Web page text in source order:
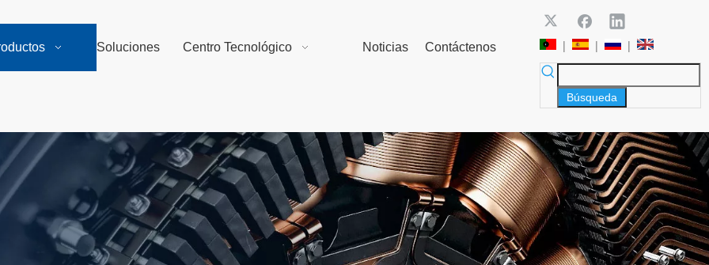
Soluciones Centro Tecnológico Noticias Contáctenos | | |
Búsqueda